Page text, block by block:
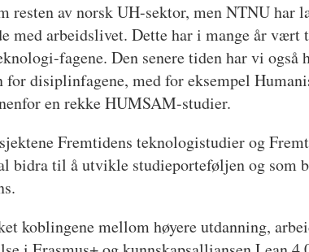
resten av norsk UH-sektor, men NTNU har
med arbeidslivet. Dette har i mange år
fagene. Den senere tiden har vi også
disiplinfagene, med for eksempel
en rekke HUMSAM-studier.
Fremtidens teknologistudier og
bidra til å utvikle studieporteføljen og som
koblingene mellom høyere utdanning,